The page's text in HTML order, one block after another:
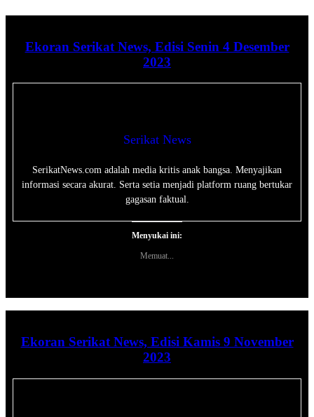
Ekoran Serikat News, Edisi Senin 4 Desember
2023
Serikat News
SerikatNews.com adalah media kritis anak bangsa. Menyajikan
informasi secara akurat. Serta setia menjadi platform ruang bertukar
gagasan faktual.
Menyukai ini:
Memuat...
Ekoran Serikat News, Edisi Kamis 9 November
2023